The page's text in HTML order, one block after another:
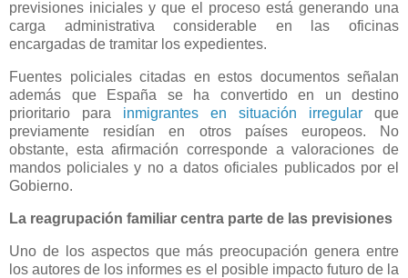
previsiones iniciales y que el proceso está generando una
carga administrativa considerable en las oficinas
encargadas de tramitar los expedientes.
Fuentes policiales citadas en estos documentos señalan
además que España se ha convertido en un destino
prioritario para inmigrantes en situación irregular que
previamente residían en otros países europeos. No
obstante, esta afirmación corresponde a valoraciones de
mandos policiales y no a datos oficiales publicados por el
Gobierno.
La reagrupación familiar centra parte de las previsiones
Uno de los aspectos que más preocupación genera entre
los autores de los informes es el posible impacto futuro de la